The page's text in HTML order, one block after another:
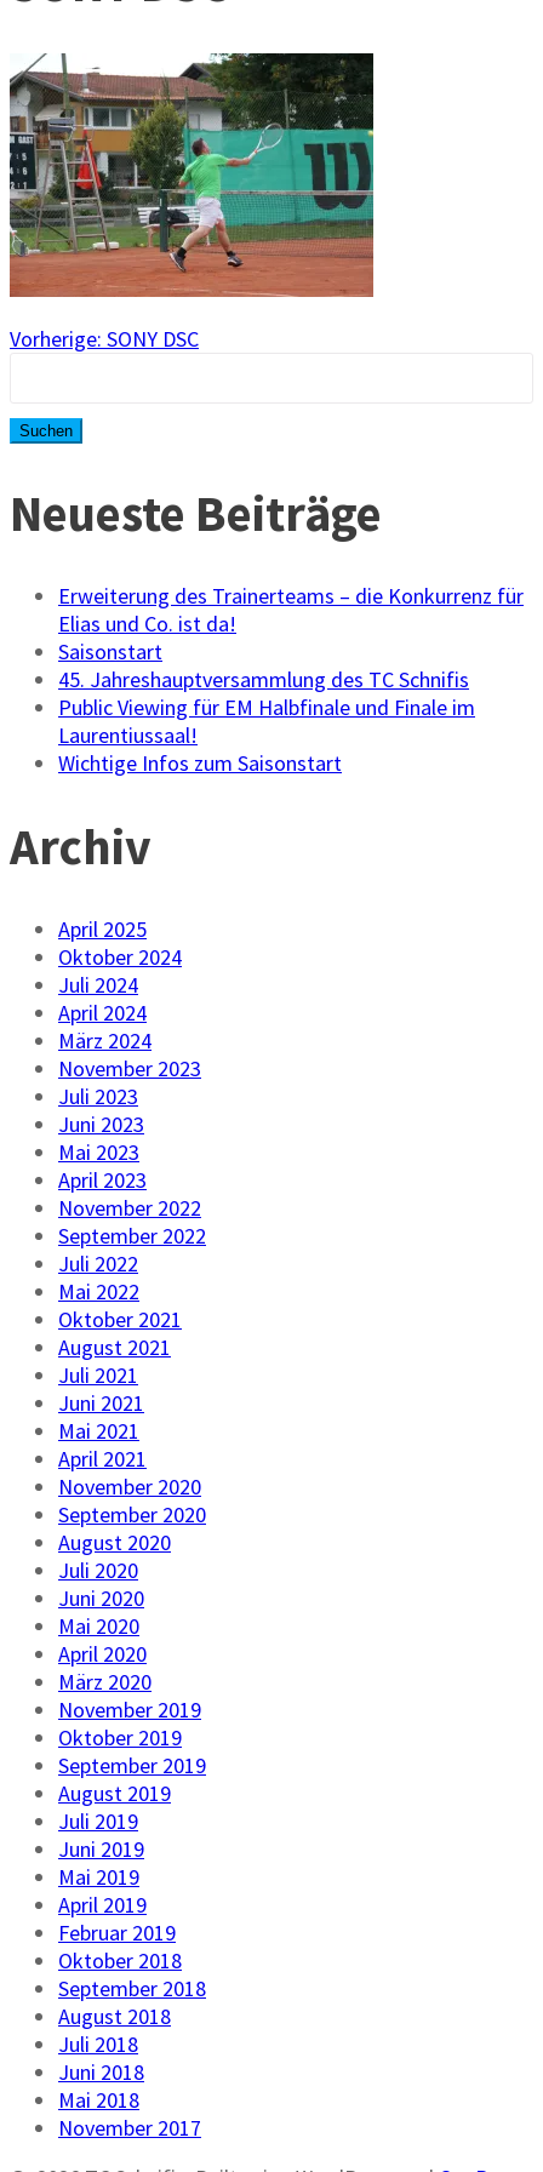
Beitragsnavigation
Vorherige: Vorheriger
SONY DSC
Neueste Beiträge
Erweiterung des Trainerteams – die Konkurrenz für
Elias und Co. ist da!
Saisonstart
45. Jahreshauptversammlung des TC Schnifis
Public Viewing für EM Halbfinale und Finale im
Laurentiussaal!
Wichtige Infos zum Saisonstart
Archiv
April 2025
Oktober 2024
Juli 2024
April 2024
März 2024
November 2023
Juli 2023
Juni 2023
Mai 2023
April 2023
November 2022
September 2022
Juli 2022
Mai 2022
Oktober 2021
August 2021
Juli 2021
Juni 2021
Mai 2021
April 2021
November 2020
September 2020
August 2020
Juli 2020
Juni 2020
Mai 2020
April 2020
März 2020
November 2019
Oktober 2019
September 2019
August 2019
Juli 2019
Juni 2019
Mai 2019
April 2019
Februar 2019
Oktober 2018
September 2018
August 2018
Juli 2018
Juni 2018
Mai 2018
November 2017